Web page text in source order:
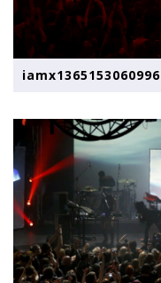
iamx1365153060996